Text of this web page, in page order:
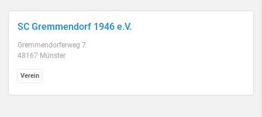
SC Gremmendorf 1946 e.V.
Gremmendorferweg 7
48167 Münster
Verein